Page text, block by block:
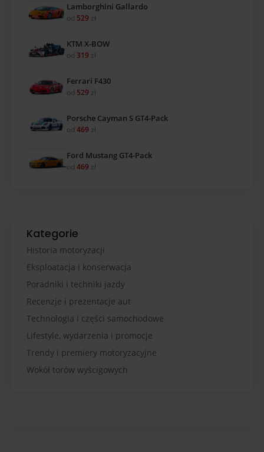
Lamborghini Gallardo
od 529 zł
KTM X-BOW
od 319 zł
Ferrari F430
od 529 zł
Porsche Cayman S GT4-Pack
od 469 zł
Ford Mustang GT4-Pack
od 469 zł
Kategorie
Historia motoryzacji
Eksploatacja i konserwacja
Poradniki i techniki jazdy
Recenzje i prezentacje aut
Technologia i części samochodowe
Lifestyle, wydarzenia i promocje
Trendy i premiery motoryzacyjne
Wokół torów wyścigowych